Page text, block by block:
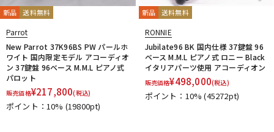
新品 送料無料
Parrot
New Parrot 37K96BS PW パールホ
ワイト 国内限定モデル アコーディオ
ン 37鍵盤 96ベース M.M.L ピアノ式
パロット
販売価格¥217,800(税込)
ポイント：10% (19800pt)
新品 送料無料
RONNIE
Jubilate96 BK 国内仕様 37鍵盤 96
ベース M.M.L ピアノ式 ロニー Black
イタリアパーツ使用 アコーディオン
販売価格¥498,000(税込)
ポイント：10%(45272pt)